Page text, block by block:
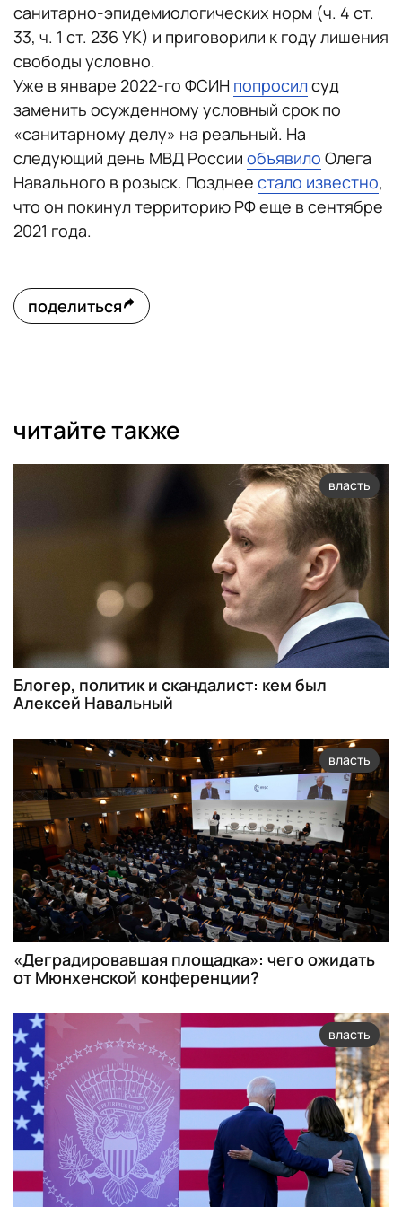
санитарно-эпидемиологических норм (ч. 4 ст.
33, ч. 1 ст. 236 УК) и приговорили к году лишения
свободы условно.
Уже в январе 2022-го ФСИН попросилсуд
заменить осужденному условный срок по
«санитарному делу» на реальный. На
следующий день МВД России объявило Олега
Навального в розыск. Позднее стало известно,
что он покинул территорию РФ еще в сентябре
2021 года.
поделиться
читайте также
власть
Блогер, политик и скандалист: кем был
Алексей Навальный
власть
«Деградировавшая площадка»: чего ожидать
от Мюнхенской конференции?
власть